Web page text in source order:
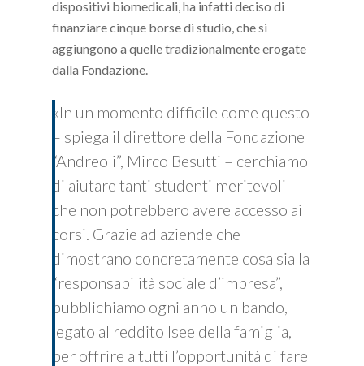
dispositivi biomedicali, ha infatti deciso di
finanziare cinque borse di studio, che si
aggiungono a quelle tradizionalmente erogate
dalla Fondazione.
«In un momento difficile come questo
– spiega il direttore della Fondazione
“Andreoli”, Mirco Besutti – cerchiamo
di aiutare tanti studenti meritevoli
che non potrebbero avere accesso ai
corsi. Grazie ad aziende che
dimostrano concretamente cosa sia la
“responsabilità sociale d’impresa”,
pubblichiamo ogni anno un bando,
legato al reddito Isee della famiglia,
per offrire a tutti l’opportunità di fare